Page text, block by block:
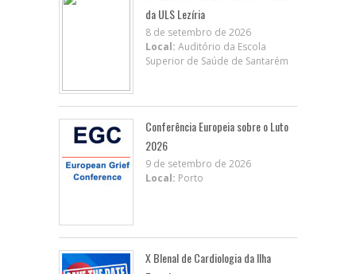
da ULS Lezíria
8 de setembro de 2026
Local: Auditório da Escola
Superior de Saúde de Santarém
Conferência Europeia sobre o Luto
2026
9 de setembro de 2026
Local: Porto
X BIenal de Cardiologia da Ilha